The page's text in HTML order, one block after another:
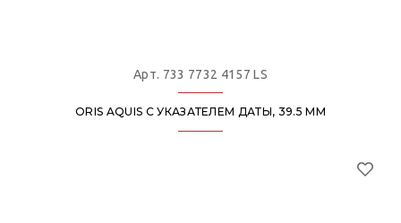
Арт. 733 7732 4157 LS
ORIS AQUIS С УКАЗАТЕЛЕМ ДАТЫ, 39.5 ММ